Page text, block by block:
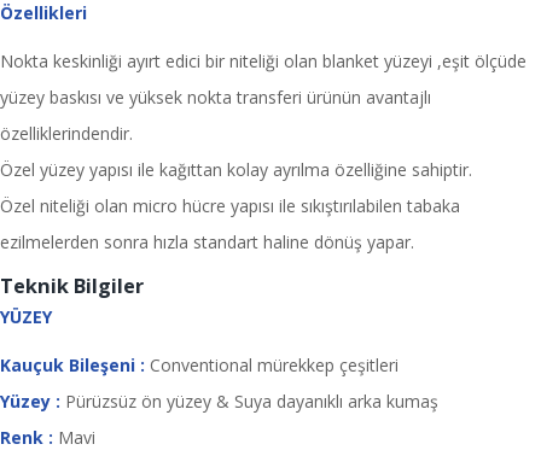
Özellikleri
Nokta keskinliği ayırt edici bir niteliği olan blanket yüzeyi ,eşit ölçüde
yüzey baskısı ve yüksek nokta transferi ürünün avantajlı
özelliklerindendir.
Özel yüzey yapısı ile kağıttan kolay ayrılma özelliğine sahiptir.
Özel niteliği olan micro hücre yapısı ile sıkıştırılabilen tabaka
ezilmelerden sonra hızla standart haline dönüş yapar.
Teknik Bilgiler
YÜZEY
Kauçuk Bileşeni : Conventional mürekkep çeşitleri
Yüzey : Pürüzsüz ön yüzey & Suya dayanıklı arka kumaş
Renk : Mavi